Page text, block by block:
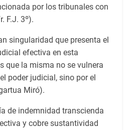
por los tribunales con
F.J. 3º).
singularidad que presenta el
efectiva en esta
que la misma no se vulnera
poder judicial, sino por el
Miró).
de indemnidad transcienda
y cobre sustantividad